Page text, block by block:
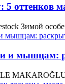
5 оттенков
Зимой
и мышцам: